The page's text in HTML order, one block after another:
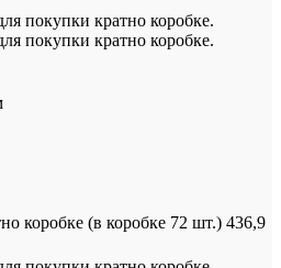
покупки кратно коробке.
покупки кратно коробке.
коробке (в коробке 72 шт.) 436,9